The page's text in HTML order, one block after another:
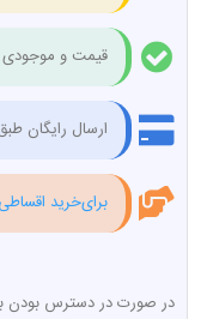
قیمت و موجودی
ارسال رایگان
برای‌خرید
در صورت در دسترس بودن